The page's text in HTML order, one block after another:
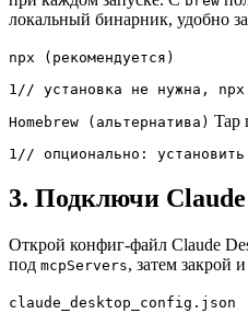
локальный бинарник, удобно
npx (рекомендуется)
1// установка не нужна, npx
Homebrew (альтернатива) Tap
1// опционально:
3. Подключи
Открой конфиг-файл Claude
под mcpServers, затем закрой
claude_desktop_config.json